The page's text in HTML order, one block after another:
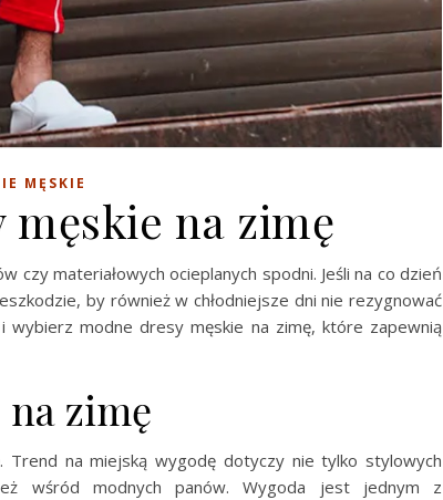
MĘSKIE
męskie na zimę
czy materiałowych ocieplanych spodni. Jeśli na co dzień
by również w chłodniejsze dni nie rezygnować
wybierz modne dresy męskie na zimę, które zapewnią
zimę
Trend na miejską wygodę dotyczy nie tylko stylowych
wśród modnych panów. Wygoda jest jednym z